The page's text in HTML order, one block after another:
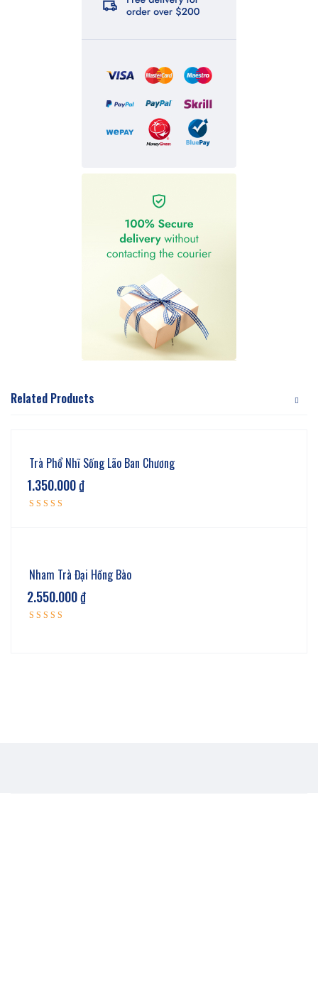
Related Products
Trà Phổ Nhĩ Sống Lão Ban Chương
1.350.000₫
Nham Trà Đại Hồng Bào
2.550.000₫